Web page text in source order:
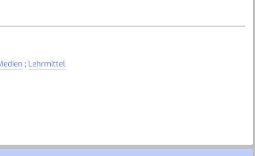
; Lehrmittel
werden. So sollen die Kinder u.a. gemeinsam Aufgaben